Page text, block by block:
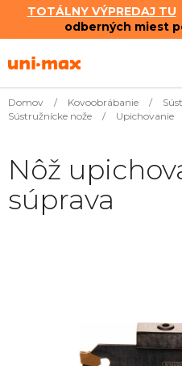
TOTÁLNY VÝPREDAJ TU
odberných miest
na
Domov / Kovoobrábanie /
Sústružnícke nože
/ Upichovanie
Nôž
súprava